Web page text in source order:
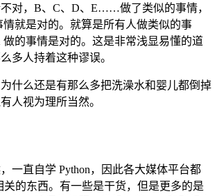
对，B、C、D、E……做了类似的事情，
就是对的。就算是所有人做类似的事
的事情是对的。这是非常浅显易懂的道
多人持着这种谬误。
什么还是有那么多把洗澡水和婴儿都倒掉
人视为理所当然。
一直自学 Python，因此各大媒体平台都
关的东西。有一些是干货，但是更多的是